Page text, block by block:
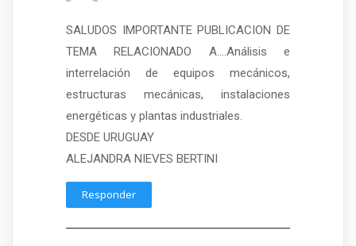
SALUDOS IMPORTANTE PUBLICACION DE
TEMA RELACIONADO A….Análisis e
interrelación de equipos mecánicos,
estructuras mecánicas, instalaciones
energéticas y plantas industriales.
DESDE URUGUAY
ALEJANDRA NIEVES BERTINI
Responder